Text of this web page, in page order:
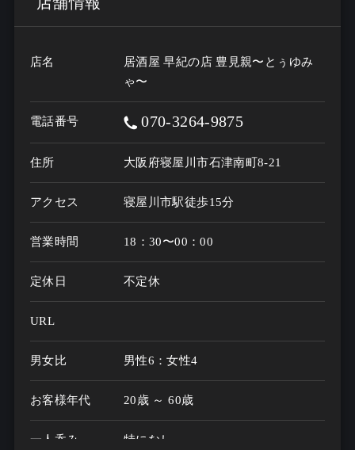
店名
居酒屋 早紀の店 豊見親〜とぅゆみ
ゃ〜
電話番号 070-3264-9875
住所 大阪府寝屋川市石津南町8-21
アクセス 寝屋川市駅徒歩15分
営業時間 18：30〜00：00
定休日 不定休
URL
男女比 男性6：女性4
お客様年代 20歳 ～ 60歳
一人呑み
特になし